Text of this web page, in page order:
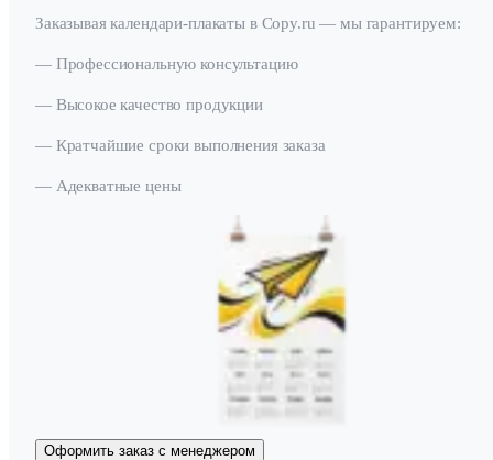
Заказывая календари-плакаты в Copy.ru — мы гарантируем:
— Профессиональную консультацию
— Высокое качество продукции
— Кратчайшие сроки выполнения заказа
— Адекватные цены
Оформить заказ с менеджером